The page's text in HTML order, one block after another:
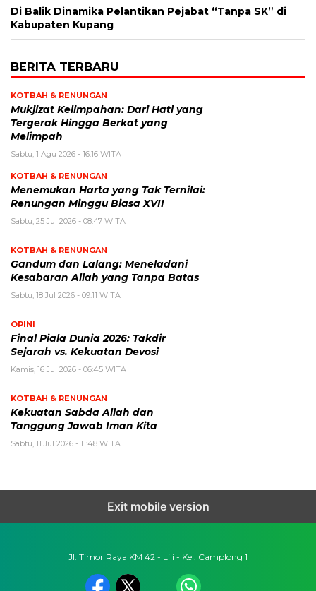
Di Balik Dinamika Pelantikan Pejabat “Tanpa SK” di
Kabupaten Kupang
BERITA TERBARU
KOTBAH & RENUNGAN
Mukjizat Kelimpahan: Dari Hati yang
Tergerak Hingga Berkat yang
Melimpah
Sabtu, 1 Agu 2026 - 16:16 WITA
KOTBAH & RENUNGAN
Menemukan Harta yang Tak Ternilai:
Renungan Minggu Biasa XVII
Sabtu, 25 Jul 2026 - 08:47 WITA
KOTBAH & RENUNGAN
Gandum dan Lalang: Meneladani
Kesabaran Allah yang Tanpa Batas
Sabtu, 18 Jul 2026 - 09:11 WITA
OPINI
Final Piala Dunia 2026: Takdir
Sejarah vs. Kekuatan Devosi
Kamis, 16 Jul 2026 - 06:45 WITA
KOTBAH & RENUNGAN
Kekuatan Sabda Allah dan
Tanggung Jawab Iman Kita
Sabtu, 11 Jul 2026 - 11:48 WITA
Exit mobile version
Jl. Timor Raya KM 42 - Lili - Kel. Camplong 1